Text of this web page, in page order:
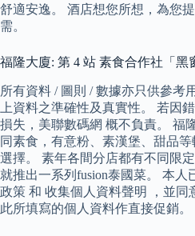
舒適安逸。 酒店想您所想，為您
需。
福隆大廈: 第 4 站 素食合作社「黑
所有資料 / 圖則 / 數據亦只供參考
上資料之準確性及真實性。 若因
損失，美聯數碼網 概不負責。 福
同素食，有意粉、素漢堡、甜品
選擇。 素年各間分店都有不同限
就推出一系列fusion泰國菜。 本人
政策 和 收集個人資料聲明 ，並同
此所填寫的個人資料作直接促銷。